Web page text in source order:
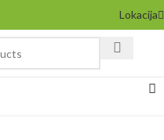
Lokacija